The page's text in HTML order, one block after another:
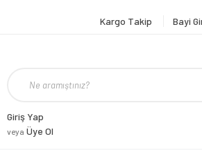
Kargo Takip Bayi
Giriş Yap
veya Üye Ol